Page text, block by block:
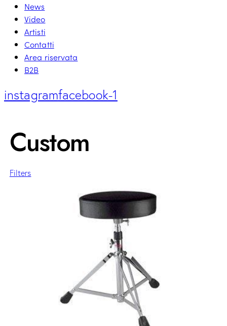
News
Video
Artisti
Contatti
Area riservata
B2B
instagramfacebook-1
Custom
Filters